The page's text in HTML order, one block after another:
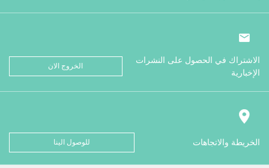
الاشتراك في الحصول على النشرات
الإخبارية
الخروج الان
الخريطة والاتجاهات للوصول الينا